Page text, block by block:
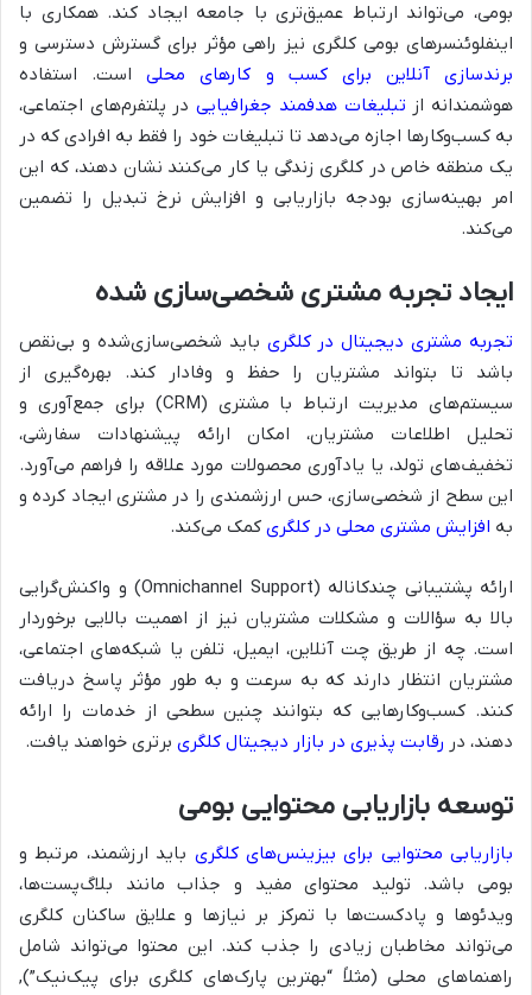
بومی، می‌تواند ارتباط عمیق‌تری با جامعه ایجاد کند. همکاری با
اینفلوئنسرهای بومی کلگری نیز راهی مؤثر برای گسترش دسترسی و
برندسازی آنلاین برای کسب و کارهای محلیاست. استفاده
هوشمندانه از تبلیغات هدفمند جغرافیاییدر پلتفرم‌های اجتماعی،
به کسب‌وکارها اجازه می‌دهد تا تبلیغات خود را فقط به افرادی که در
یک منطقه خاص در کلگری زندگی یا کار می‌کنند نشان دهند، که این
امر بهینه‌سازی بودجه بازاریابی و افزایش نرخ تبدیل را تضمین
می‌کند.
ایجاد تجربه مشتری شخصی‌سازی شده
تجربه مشتری دیجیتال در کلگری باید شخصی‌سازی‌شده و بی‌نقص
باشد تا بتواند مشتریان را حفظ و وفادار کند. بهره‌گیری از
سیستم‌های مدیریت ارتباط با مشتری (CRM) برای جمع‌آوری و
تحلیل اطلاعات مشتریان، امکان ارائه پیشنهادات سفارشی،
تخفیف‌های تولد، یا یادآوری محصولات مورد علاقه را فراهم می‌آورد.
این سطح از شخصی‌سازی، حس ارزشمندی را در مشتری ایجاد کرده و
به افزایش مشتری محلی در کلگری کمک می‌کند.
ارائه پشتیبانی چندکاناله (Omnichannel Support) و واکنش‌گرایی
بالا به سؤالات و مشکلات مشتریان نیز از اهمیت بالایی برخوردار
است. چه از طریق چت آنلاین، ایمیل، تلفن یا شبکه‌های اجتماعی،
مشتریان انتظار دارند که به سرعت و به طور مؤثر پاسخ دریافت
کنند. کسب‌وکارهایی که بتوانند چنین سطحی از خدمات را ارائه
دهند، در رقابت پذیری در بازار دیجیتال کلگری برتری خواهند یافت.
توسعه بازاریابی محتوایی بومی
بازاریابی محتوایی برای بیزینس‌های کلگری باید ارزشمند، مرتبط و
بومی باشد. تولید محتوای مفید و جذاب مانند بلاگ‌پست‌ها،
ویدئوها و پادکست‌ها با تمرکز بر نیازها و علایق ساکنان کلگری
می‌تواند مخاطبان زیادی را جذب کند. این محتوا می‌تواند شامل
راهنماهای محلی (مثلاً “بهترین پارک‌های کلگری برای پیک‌نیک”),